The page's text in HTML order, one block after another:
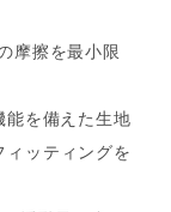
摩擦を最小限
能を備えた生地
ィッティングを